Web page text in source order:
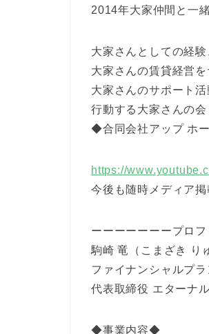
2014年大家仲間と一
大家さんとしての経
大家さんの賃貸経営
大家さんのサポート活
行動する大家さんの
◆合同会社アップ ホ
https://
今後も随時メディア
ーーーーーーープロ
駒崎 竜（こまざき り
ファイナンシャルプ
代表取締役 エターナ
◆事業内容◆